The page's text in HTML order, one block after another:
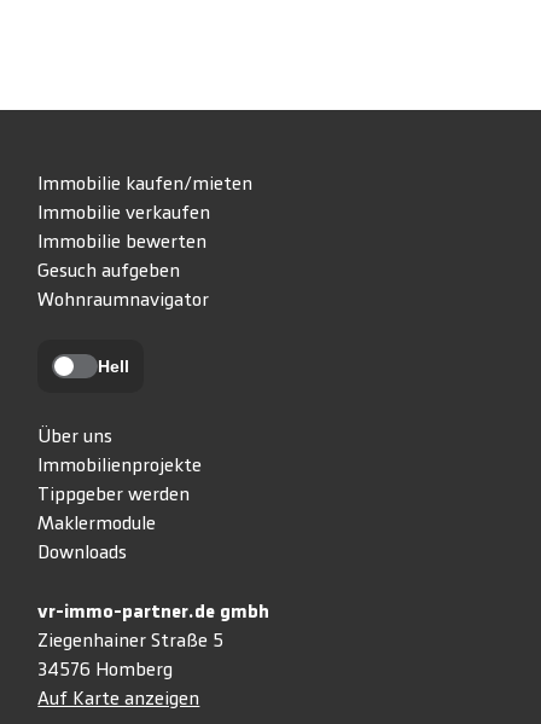
Immobilie kaufen/mieten
Immobilie verkaufen
Immobilie bewerten
Gesuch aufgeben
Wohnraumnavigator
Hell
Über uns
Immobilienprojekte
Tippgeber werden
Maklermodule
Downloads
vr-immo-partner.de gmbh
Ziegenhainer Straße 5
34576 Homberg
Auf Karte anzeigen